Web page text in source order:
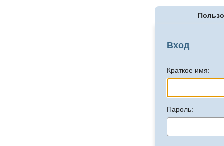
Вход
Краткое имя:
Пароль: